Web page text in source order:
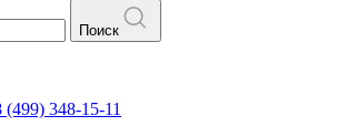
Поиск
(499) 348-15-11